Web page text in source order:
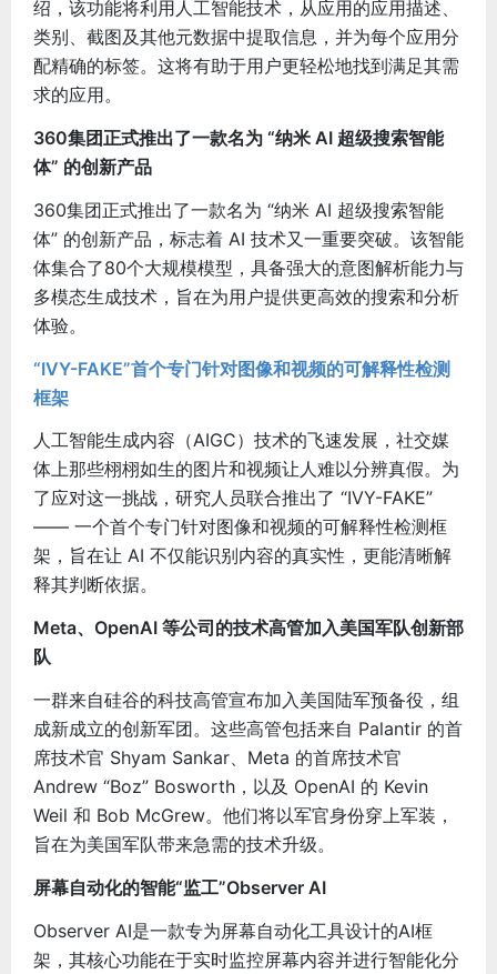
绍，该功能将利用人工智能技术，从应用的应用描述、
类别、截图及其他元数据中提取信息，并为每个应用分
配精确的标签。这将有助于用户更轻松地找到满足其需
求的应用。
360集团正式推出了一款名为 “纳米 AI 超级搜索智能
体” 的创新产品
360集团正式推出了一款名为 “纳米 AI 超级搜索智能
体” 的创新产品，标志着 AI 技术又一重要突破。该智能
体集合了80个大规模模型，具备强大的意图解析能力与
多模态生成技术，旨在为用户提供更高效的搜索和分析
体验。
“IVY-FAKE”首个专门针对图像和视频的可解释性检测
框架
人工智能生成内容（AIGC）技术的飞速发展，社交媒
体上那些栩栩如生的图片和视频让人难以分辨真假。为
了应对这一挑战，研究人员联合推出了 “IVY-FAKE”
—— 一个首个专门针对图像和视频的可解释性检测框
架，旨在让 AI 不仅能识别内容的真实性，更能清晰解
释其判断依据。
Meta、OpenAI 等公司的技术高管加入美国军队创新部
队
一群来自硅谷的科技高管宣布加入美国陆军预备役，组
成新成立的创新军团。这些高管包括来自 Palantir 的首
席技术官 Shyam Sankar、Meta 的首席技术官
Andrew “Boz” Bosworth，以及 OpenAI 的 Kevin
Weil 和 Bob McGrew。他们将以军官身份穿上军装，
旨在为美国军队带来急需的技术升级。
屏幕自动化的智能“监工”Observer AI
Observer AI是一款专为屏幕自动化工具设计的AI框
架，其核心功能在于实时监控屏幕内容并进行智能化分